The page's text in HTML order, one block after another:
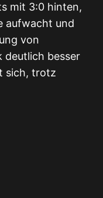
mit 3:0 hinten,
aufwacht und
von
deutlich besser
sich, trotz